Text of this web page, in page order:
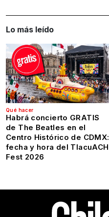
Lo más leído
Qué hacer
Habrá concierto GRATIS
de The Beatles en el
Centro Histórico de CDMX:
fecha y hora del TlacuACH
Fest 2026